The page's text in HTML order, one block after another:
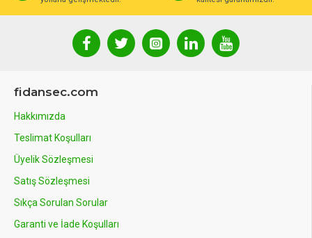
fidansec.com
Hakkımızda
Teslimat Koşulları
Üyelik Sözleşmesi
Satış Sözleşmesi
Sıkça Sorulan Sorular
Garanti ve İade Koşulları